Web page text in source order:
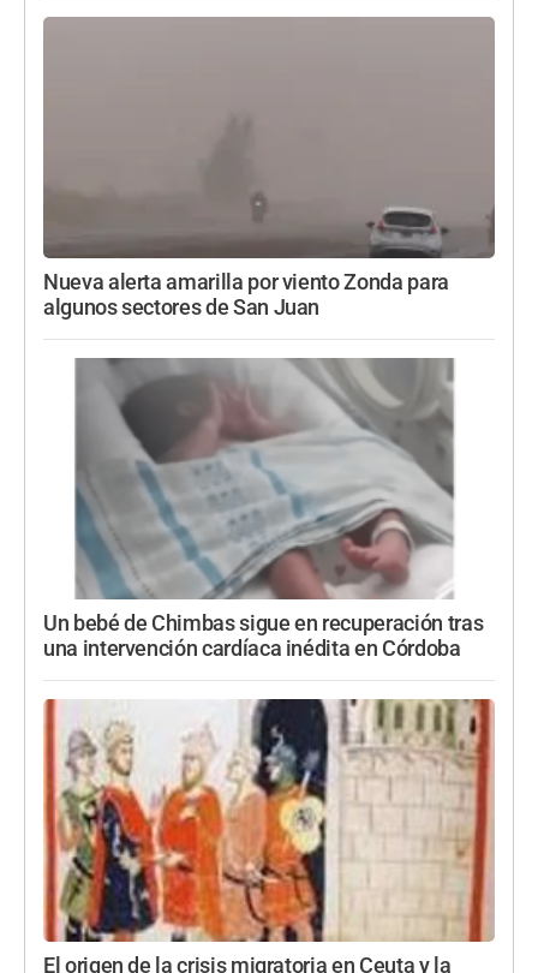
Nueva alerta amarilla por viento Zonda para
algunos sectores de San Juan
Un bebé de Chimbas sigue en recuperación tras
una intervención cardíaca inédita en Córdoba
El origen de la crisis migratoria en Ceuta y la